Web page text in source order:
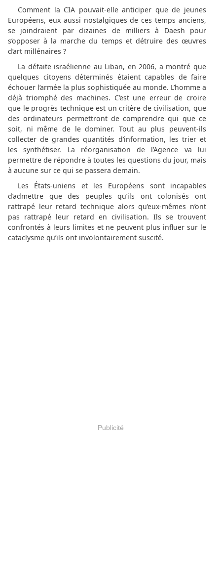
Comment la CIA pouvait-elle anticiper que de jeunes
Européens, eux aussi nostalgiques de ces temps anciens,
se joindraient par dizaines de milliers à Daesh pour
s’opposer à la marche du temps et détruire des œuvres
d’art millénaires ?
La défaite israélienne au Liban, en 2006, a montré que
quelques citoyens déterminés étaient capables de faire
échouer l’armée la plus sophistiquée au monde. L’homme a
déjà triomphé des machines. C’est une erreur de croire
que le progrès technique est un critère de civilisation, que
des ordinateurs permettront de comprendre qui que ce
soit, ni même de le dominer. Tout au plus peuvent-ils
collecter de grandes quantités d’information, les trier et
les synthétiser. La réorganisation de l’Agence va lui
permettre de répondre à toutes les questions du jour, mais
à aucune sur ce qui se passera demain.
Les États-uniens et les Européens sont incapables
d’admettre que des peuples qu’ils ont colonisés ont
rattrapé leur retard technique alors qu’eux-mêmes n’ont
pas rattrapé leur retard en civilisation. Ils se trouvent
confrontés à leurs limites et ne peuvent plus influer sur le
cataclysme qu’ils ont involontairement suscité.
Publicité